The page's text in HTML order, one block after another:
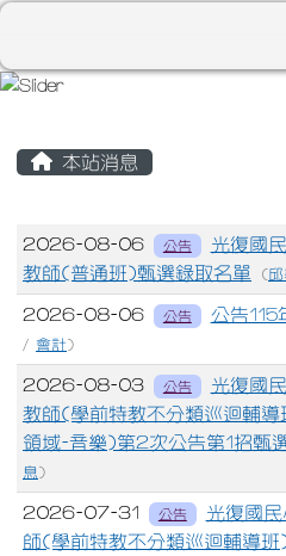
跳至主內容區
花蓮縣立光復國民
導覽列
本站消息
文章列表
2026-08-06 公告
光復國
教師(普通班)甄選錄取名單
(
2026-08-06 公告 公告115
/ 會計)
2026-08-03 公告
光復國
教師(學前特教不分類巡迴輔
領域-音樂)第2次公告第1招甄
息)
2026-07-31 公告
光復國
師(學前特教不分類巡迴輔導